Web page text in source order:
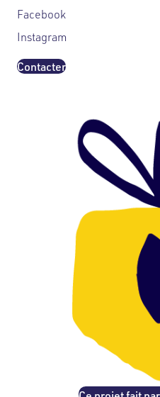
Facebook
Instagram
Contacter